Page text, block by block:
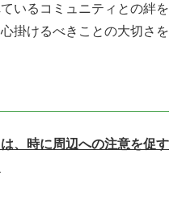
いるコミュニティとの絆を
掛けるべきことの大切さを
、時に周辺への注意を促す